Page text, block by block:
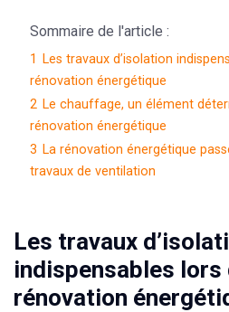
Sommaire de l'article :
1
Les travaux d’isolation
rénovation énergétique
2 Le chauffage, un élément
rénovation énergétique
3 La rénovation énergétique
travaux de ventilation
Les travaux
indispensables lors
rénovation